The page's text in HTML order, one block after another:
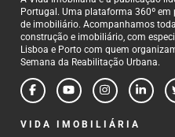
Portugal. Uma plataforma 360º
de imobiliário. Acompanhamos
construção e imobiliário, com
Lisboa e Porto com quem
Semana da Reabilitação Urbana.
VIDA IMOBILIÁRIA